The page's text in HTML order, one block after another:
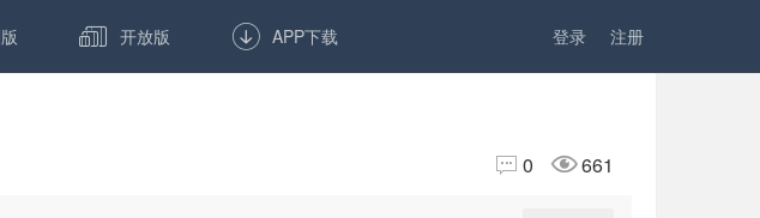
 开放版  APP下载 登录 注册
 0 661